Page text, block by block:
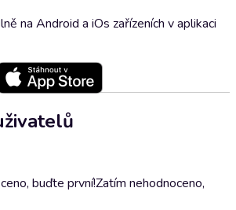
na Android a iOs zařízeních v aplikaci
buďte první!Zatím nehodnoceno,